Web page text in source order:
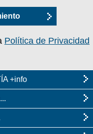
Política de Privacidad
+info